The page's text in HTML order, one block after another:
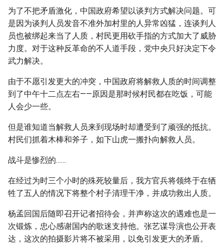
为了不把矛盾激化，中国政府希望以谈判方式解决问题。可
是因为谈判人员发音不准外加村里的人异常凶猛，连谈判人
员也被绑起来当了人质，村民更用砍手指的方式加大了威胁
力度。对于这种反革命的不人道手段，党中央只好决定下令
武力解决。
由于不愿引发更大的冲突，中国政府将解救人质的时间调整
到了中午十二点左右——原因是那时候村民都在吃饭，可能
人会少一些。
但是谁知道当解救人员来到现场时却遭受到了顽强的抵抗。
村民们抓着木棒和斧子，如下山虎一搬扑向解救人员。
战斗是惨烈的……
在经过为时三个小时的殊死较量后，我方官兵将领终于在牺
牲了五人的情况下将整个村子清理干净，并成功救出人质。
杨孟回国后随即召开记者招待会，并声称这次的遇难也是一
次锻炼，忠心感谢国内的歌迷支持他。张艺谋导演也公开表
达，这次的拍摄影片将不被采用，以免引发更大的矛盾。